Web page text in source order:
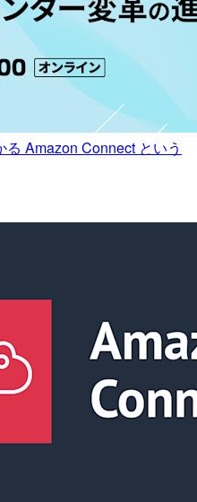
る Amazon Connect という